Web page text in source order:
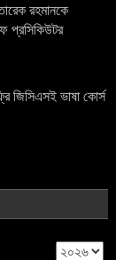
রহমানকে
প্রসিকিউটর
জিসিএসই ভাষা কোর্স